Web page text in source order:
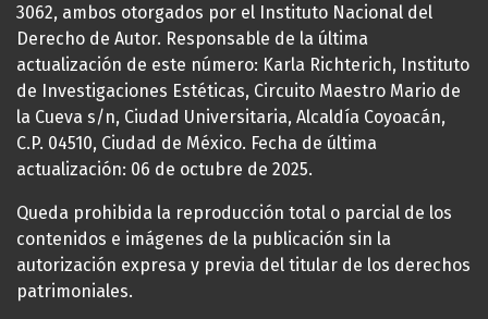
3062, ambos otorgados por el Instituto Nacional del
Derecho de Autor. Responsable de la última
actualización de este número: Karla Richterich, Instituto
de Investigaciones Estéticas, Circuito Maestro Mario de
la Cueva s/n, Ciudad Universitaria, Alcaldía Coyoacán,
C.P. 04510, Ciudad de México. Fecha de última
actualización: 06 de octubre de 2025.
Queda prohibida la reproducción total o parcial de los
contenidos e imágenes de la publicación sin la
autorización expresa y previa del titular de los derechos
patrimoniales.